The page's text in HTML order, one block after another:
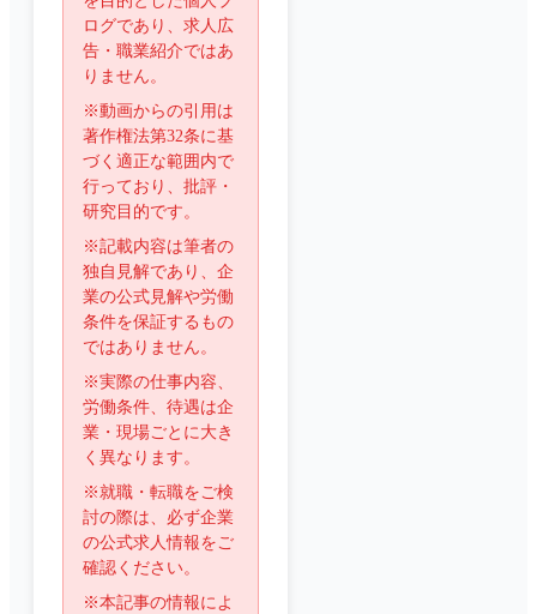
ログであり、求人広
告・職業紹介ではあ
りません。
※動画からの引用は
著作権法第32条に基
づく適正な範囲内で
行っており、批評・
研究目的です。
※記載内容は筆者の
独自見解であり、企
業の公式見解や労働
条件を保証するもの
ではありません。
※実際の仕事内容、
労働条件、待遇は企
業・現場ごとに大き
く異なります。
※就職・転職をご検
討の際は、必ず企業
の公式求人情報をご
確認ください。
※本記事の情報によ